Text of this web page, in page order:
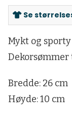
Se
Mykt og
Bredde: 26 cm
Høyde: 10 cm